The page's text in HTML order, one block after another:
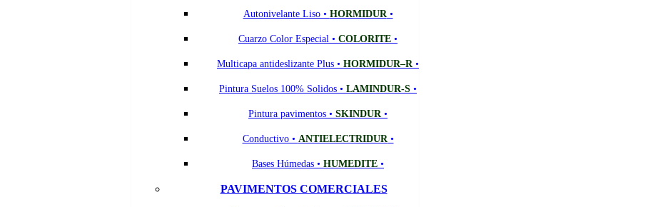
Autonivelante Liso • HORMIDUR •
Cuarzo Color Especial • COLORITE •
Multicapa antideslizante Plus • HORMIDUR–R •
Pintura Suelos 100% Solidos • LAMINDUR-S •
Pintura pavimentos • SKINDUR •
Conductivo • ANTIELECTRIDUR •
Bases Húmedas • HUMEDITE •
PAVIMENTOS COMERCIALES